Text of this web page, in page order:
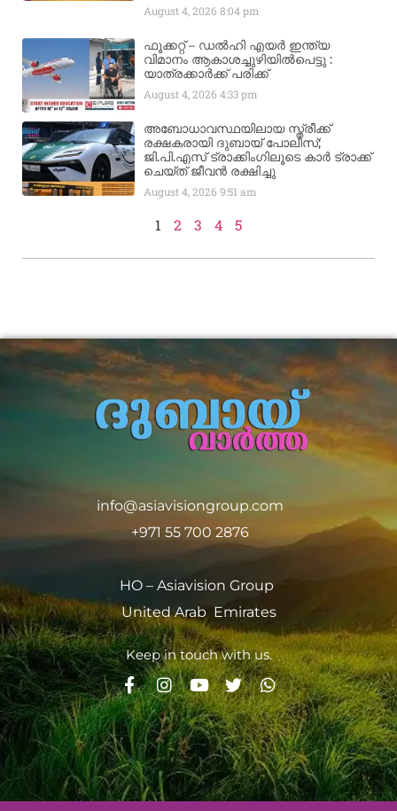
August 4, 20268:04 pm
ഫൂക്കറ്റ് – ഡൽഹി എയര്‍ ഇന്ത്യ
വിമാനം ആകാശച്ചുഴിയില്‍പെട്ടു :
യാത്രക്കാര്‍ക്ക് പരിക്ക്
August 4, 20264:33 pm
അബോധാവസ്ഥയിലായ സ്ത്രീക്ക്
രക്ഷകരായി ദുബായ് പോലീസ്;
ജി.പി.എസ് ട്രാക്കിംഗിലൂടെ കാർ ട്രാക്ക്
ചെയ്ത് ജീവൻ രക്ഷിച്ചു
August 4, 20269:51 am
1 2 3 4 5
info@asiavisiongroup.com
+971 55 700 2876
HO – Asiavision Group
United Arab Emirates
Keep in touch with us.